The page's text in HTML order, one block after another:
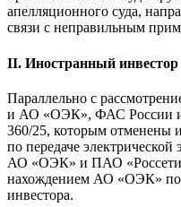
апелляционного суда,
связи с неправильным
II. Иностранный инвестор
Параллельно с
и АО «ОЭК», ФАС России
360/25, которым отменены
по передаче
АО «ОЭК» и ПАО «Россети
нахождением АО «ОЭК»
инвестора.